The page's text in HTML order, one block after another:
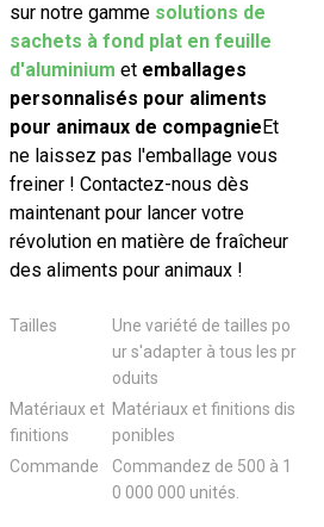
sur notre gamme solutions de
sachets à fond plat en feuille
d'aluminium et emballages
personnalisés pour aliments
pour animaux de compagnieEt
ne laissez pas l'emballage vous
freiner ! Contactez-nous dès
maintenant pour lancer votre
révolution en matière de fraîcheur
des aliments pour animaux !
Tailles
Une variété de tailles po
ur s'adapter à tous les pr
oduits
Matériaux et
finitions
Matériaux et finitions dis
ponibles
Commande
Commandez de 500 à 1
0 000 000 unités.